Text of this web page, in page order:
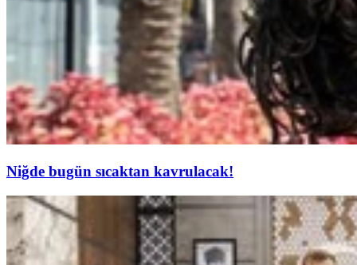
Niğde bugün sıcaktan kavrulacak!